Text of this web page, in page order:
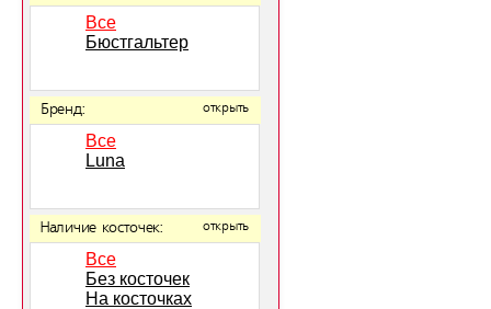
Все
Бюстгальтер
Бренд: открыть
Все
Luna
Наличие косточек: открыть
Все
Без косточек
На косточках